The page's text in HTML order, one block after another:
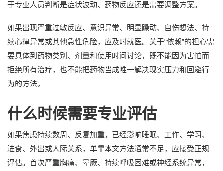
于专业人员判断是症状波动、药物反应还是需要调整方案。
如果出现严重过敏反应、意识异常、明显躁动、自伤想法、持
续心律异常或其他急性危险，应及时就医。关于“依赖”的担心需
要具体到药物类别、剂量和使用时间讨论，既不能因为害怕而
拒绝所有治疗，也不能把药物当成唯一解决现实压力和回避行
为的方法。
什么时候需要专业评估
如果焦虑持续数周、反复加重，已经影响睡眠、工作、学习、
进食、外出或人际关系，单靠本文方法通常不足，应接受正规
评估。首次严重胸痛、晕厥、持续呼吸困难或神经系统异常，